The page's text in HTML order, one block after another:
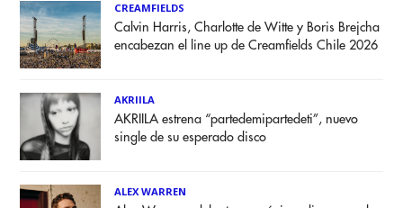
CREAMFIELDS
Calvin Harris, Charlotte de Witte y Boris Brejcha
encabezan el line up de Creamfields Chile 2026
AKRIILA
AKRIILA estrena “partedemipartedeti”, nuevo
single de su esperado disco
ALEX WARREN